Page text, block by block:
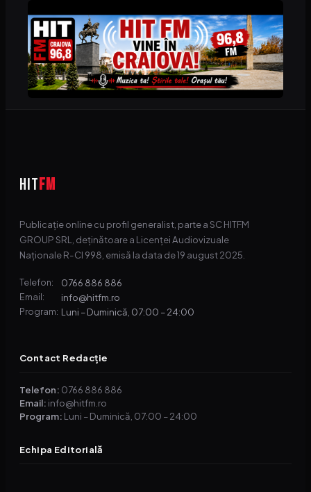
HITFM
Publicație online cu profil generalist, parte a SC HITFM
GROUP SRL, deținătoare a Licenței Audiovizuale
Naționale R-CI 998, emisă la data de 19 august 2025.
Telefon: 0766 886 886
Email: info@hitfm.ro
Program: Luni – Duminică, 07:00 – 24:00
Contact Redacție
Telefon: 0766 886 886
Email: info@hitfm.ro
Program: Luni – Duminică, 07:00 – 24:00
Echipa Editorială